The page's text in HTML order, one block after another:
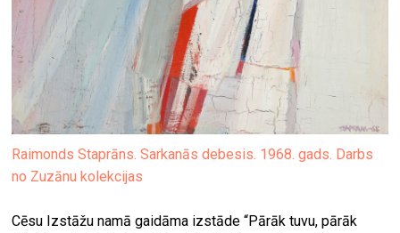
Raimonds Staprāns. Sarkanās debesis. 1968. gads. Darbs
no Zuzānu kolekcijas
Cēsu Izstāžu namā gaidāma izstāde “Pārāk tuvu, pārāk